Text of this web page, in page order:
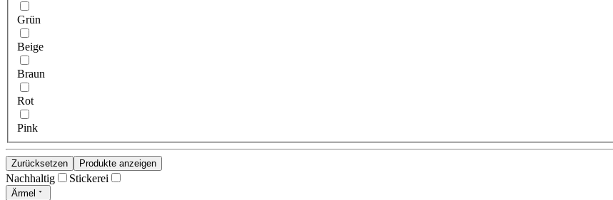
Grün
Beige
Braun
Rot
Pink
Zurücksetzen Produkte anzeigen
Nachhaltig Stickerei
Ärmel